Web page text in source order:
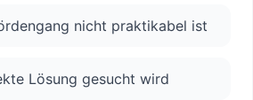
nicht praktikabel ist
Lösung gesucht wird